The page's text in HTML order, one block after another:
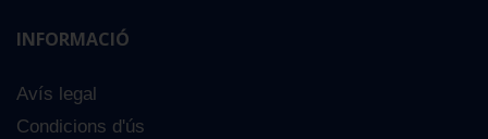
INFORMACIÓ
Avís legal
Condicions d'ús